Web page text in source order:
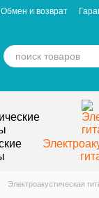
Обмен и возврат
Электроакустическая